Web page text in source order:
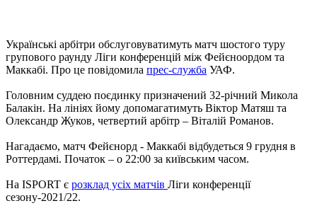
Українські арбітри обслуговуватимуть матч шостого туру
групового раунду Ліги конференцій між Фейєноордом та
Маккабі. Про це повідомила прес-служба УАФ.
Головним суддею поєдинку призначений 32-річний Микола
Балакін. На лініях йому допомагатимуть Віктор Матяш та
Олександр Жуков, четвертий арбітр – Віталій Романов.
Нагадаємо, матч Фейєнорд - Маккабі відбудеться 9 грудня в
Роттердамі. Початок – о 22:00 за київським часом.
На ISPORT є розклад усіх матчів Ліги конференції
сезону-2021/22.